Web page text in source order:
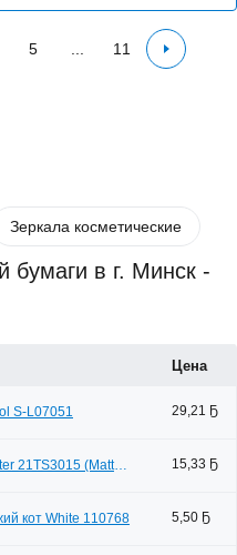
5 11
Зеркала косметические
бумаги в г. Минск -
Цена
S-L07051 29,21 Ҕ
21TS3015 (Matt
15,33 Ҕ
кот White 110768 5,50 Ҕ